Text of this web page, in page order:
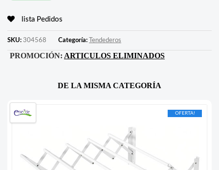
lista Pedidos
SKU: 304568 Categoría: Tendederos
PROMOCIÓN: ARTICULOS ELIMINADOS
DE LA MISMA CATEGORÍA
OFERTA!